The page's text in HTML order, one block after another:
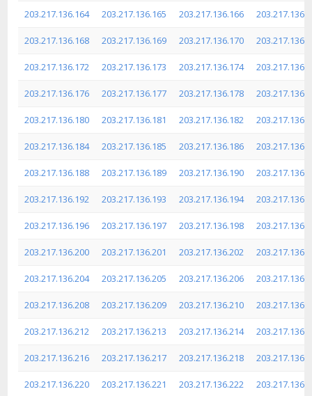
203.217.136.164 203.217.136.165 203.217.136.166
203.217.136.168 203.217.136.169 203.217.136.170
203.217.136.172 203.217.136.173 203.217.136.174
203.217.136.176 203.217.136.177 203.217.136.178
203.217.136.180 203.217.136.181 203.217.136.182
203.217.136.184 203.217.136.185 203.217.136.186
203.217.136.188 203.217.136.189 203.217.136.190
203.217.136.192 203.217.136.193 203.217.136.194
203.217.136.196 203.217.136.197 203.217.136.198
203.217.136.200 203.217.136.201 203.217.136.202
203.217.136.204 203.217.136.205 203.217.136.206
203.217.136.208 203.217.136.209 203.217.136.210
203.217.136.212 203.217.136.213 203.217.136.214
203.217.136.216 203.217.136.217 203.217.136.218
203.217.136.220 203.217.136.221 203.217.136.222